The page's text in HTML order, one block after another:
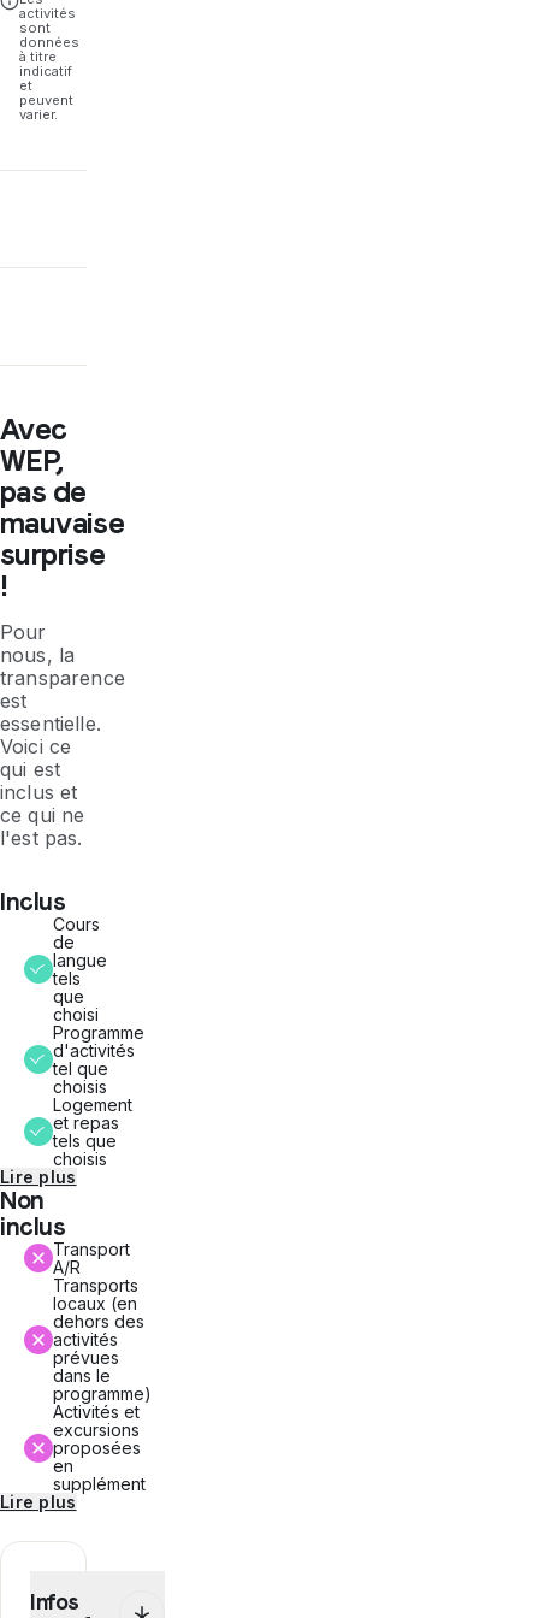
activités
sont
données
à titre
indicatif
et
peuvent
varier.
Avec
WEP,
pas de
mauvaise
surprise
!
Pour
nous, la
transparence
est
essentielle.
Voici ce
qui est
inclus et
ce qui ne
l'est pas.
Inclus
Cours
de
langue
tels
que
choisi
Programme
d'activités
tel que
choisis
Logement
et repas
tels que
choisis
Lire plus
Non
inclus
Transport
A/R
Transports
locaux (en
dehors des
activités
prévues
dans le
programme)
Activités et
excursions
proposées
en
supplément
Lire plus
Infos